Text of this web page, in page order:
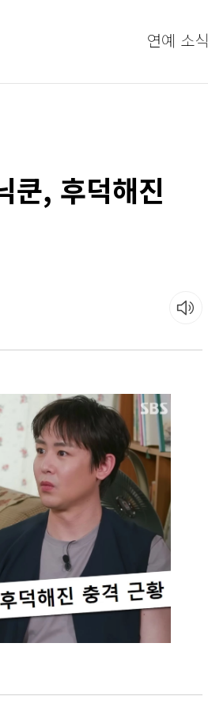
연예 소식
, 후덕해진